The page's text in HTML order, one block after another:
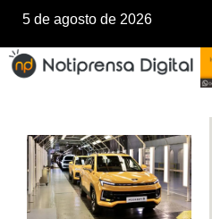
5 de agosto de 2026